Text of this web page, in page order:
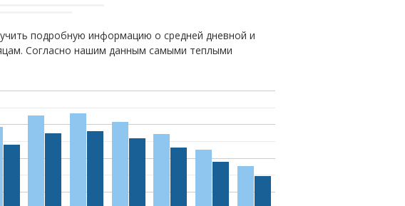
подробную информацию о средней дневной и
Согласно нашим данным самыми теплыми